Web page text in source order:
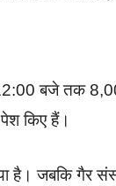
बजे तक
किए हैं।
जबकि गैर